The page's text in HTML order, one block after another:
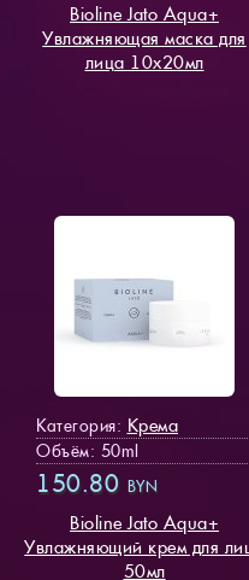
Bioline Jato Aqua+
Увлажняющая маска для
лица 10х20мл
Категория: Крема
Объём: 50ml
150.80 BYN
Bioline Jato Aqua+
Увлажняющий крем для
50мл